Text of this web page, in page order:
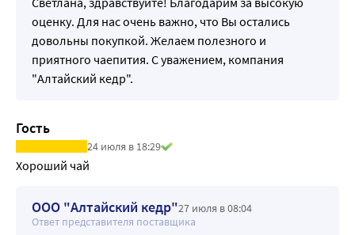
оценку. Для нас очень важно, что Вы остались
довольны покупкой. Желаем полезного и
приятного чаепития. С уважением, компания
"Алтайский кедр".
Гость
24 июля в 18:29
Хороший чай
ООО "Алтайский кедр"27 июля в 08:04
Ответ представителя поставщика